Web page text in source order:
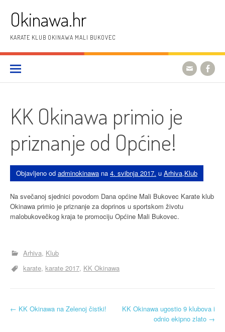
sadržajOkinawa.hr
KARATE KLUB OKINAWA MALI BUKOVEC
KK Okinawa primio je
priznanje od Općine!
Objavljeno od adminokinawa na 4. svibnja 2017. u Arhiva,Klub
Na svečanoj sjednici povodom Dana općine Mali Bukovec Karate klub
Okinawa primio je priznanje za doprinos u sportskom životu
malobukovečkog kraja te promociju Općine Mali Bukovec.
Arhiva Klub
karate karate 2017 KK Okinawa
N
← KK Okinawa na Zelenoj čistki!
KK Okinawa ugostio 9 klubova i
odnio ekipno zlato →